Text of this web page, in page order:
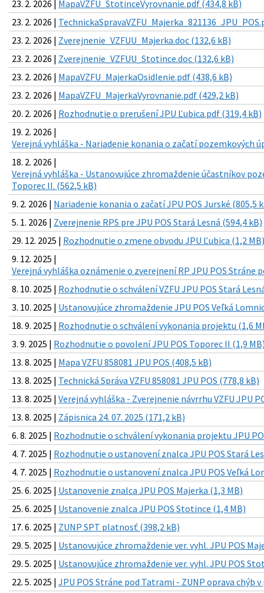
23. 2. 2026 | MapaVZFU_StotinceVyrovnanie.pdf (434,8 kB)
23. 2. 2026 |
23. 2. 2026 | Zverejnenie_VZFUU_Majerka.doc (132,6 kB)
23. 2. 2026 | Zverejnenie_VZFUU_Stotince.doc (132,6 kB)
23. 2. 2026 | MapaVZFU_MajerkaOsidlenie.pdf (438,6 kB)
23. 2. 2026 | MapaVZFU_MajerkaVyrovnanie.pdf (429,2 kB)
20. 2. 2026 | Rozhodnutie o prerušení JPU Ľubica.pdf (319,4 kB)
19. 2. 2026 |
Verejná vyhláška - Nariadenie konania o začatí pozemkových
18. 2. 2026 |
Verejná vyhláška - Ustanovujúce zhromaždenie účastníkov
Toporec II. (562,5 kB)
9. 2. 2026 | Nariadenie konania o začatí JPU POS Jurské (805,5
5. 1. 2026 | Zverejnenie RPS pre JPU POS Stará Lesná (594,4 kB)
29. 12. 2025 | Rozhodnutie o zmene obvodu JPU Ľubica (1,2 MB)
9. 12. 2025 |
Verejná vyhláška oznámenie o zverejnení RP JPU POS Stráne
8. 10. 2025 | Rozhodnutie o schválení VZFU JPU POS Stará
3. 10. 2025 | Ustanovujúce zhromaždenie JPU POS Veľká
18. 9. 2025 | Rozhodnutie o schválení vykonania projektu (1,6
3. 9. 2025 | Rozhodnutie o povolení JPU POS Toporec II (1,9
13. 8. 2025 | Mapa VZFU 858081 JPU POS (408,5 kB)
13. 8. 2025 | Technická Správa VZFU 858081 JPU POS (778,8 kB)
13. 8. 2025 | Verejná vyhláška - Zverejnenie návrrhu VZFU JPU
13. 8. 2025 | Zápisnica 24. 07. 2025 (171,2 kB)
6. 8. 2025 | Rozhodnutie o schválení vykonania projektu JPU
4. 7. 2025 | Rozhodnutie o ustanovení znalca JPU POS Stará
4. 7. 2025 | Rozhodnutie o ustanovení znalca JPU POS Veľká
25. 6. 2025 | Ustanovenie znalca JPU POS Majerka (1,3 MB)
25. 6. 2025 | Ustanovenie znalca JPU POS Stotince (1,4 MB)
17. 6. 2025 | ZUNP SPT platnosť (398,2 kB)
29. 5. 2025 | Ustanovujúce zhromaždenie ver. vyhl. JPU POS
29. 5. 2025 | Ustanovujúce zhromaždenie ver. vyhl. JPU POS
22. 5. 2025 | JPU POS Stráne pod Tatrami - ZUNP oprava chýb